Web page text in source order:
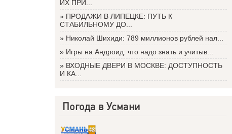
ИХ ПРИ...
» ПРОДАЖИ В ЛИПЕЦКЕ: ПУТЬ К
СТАБИЛЬНОМУ ДО...
» Николай Шихиди: 789 миллионов рублей нал...
» Игры на Андроид: что надо знать и учитыв...
» ВХОДНЫЕ ДВЕРИ В МОСКВЕ: ДОСТУПНОСТЬ
И КА...
Погода в Усмани